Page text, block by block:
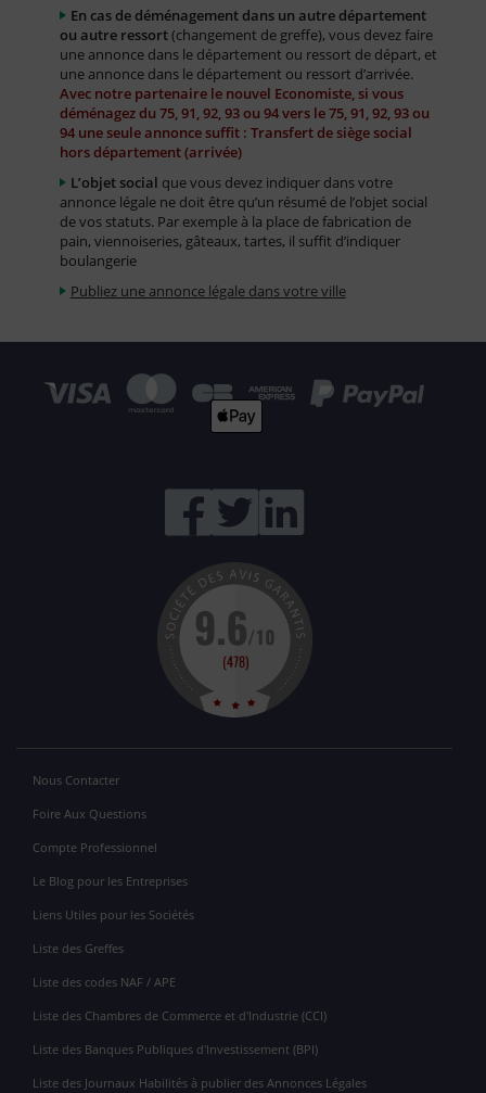
En cas de déménagement dans un autre département
ou autre ressort(changement de greffe), vous devez faire
une annonce dans le département ou ressort de départ, et
une annonce dans le département ou ressort d’arrivée.
Avec notre partenaire le nouvel Economiste, si vous
déménagez du 75, 91, 92, 93 ou 94 vers le 75, 91, 92, 93 ou
94 une seule annonce suffit : Transfert de siège social
hors département (arrivée)
L’objet social que vous devez indiquer dans votre
annonce légale ne doit être qu’un résumé de l’objet social
de vos statuts. Par exemple à la place de fabrication de
pain, viennoiseries, gâteaux, tartes, il suffit d’indiquer
boulangerie
Publiez une annonce légale dans votre ville
Nous Contacter
Foire Aux Questions
Compte Professionnel
Le Blog pour les Entreprises
Liens Utiles pour les Sociétés
Liste des Greffes
Liste des codes NAF / APE
Liste des Chambres de Commerce et d'Industrie (CCI)
Liste des Banques Publiques d'Investissement (BPI)
Liste des Journaux Habilités à publier des Annonces Légales